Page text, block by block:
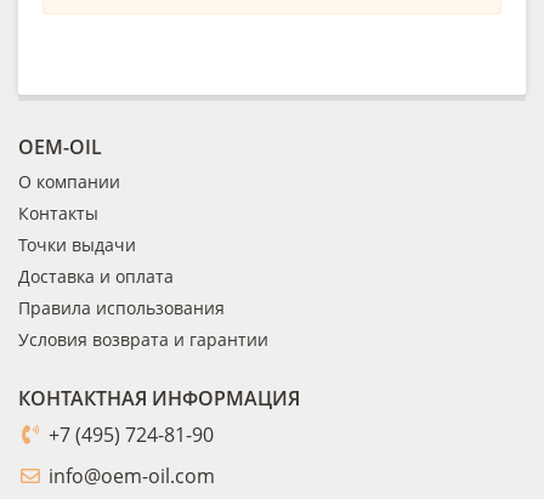
OEM-OIL
О компании
Контакты
Точки выдачи
Доставка и оплата
Правила использования
Условия возврата и гарантии
КОНТАКТНАЯ ИНФОРМАЦИЯ
+7 (495) 724-81-90
info@oem-oil.com